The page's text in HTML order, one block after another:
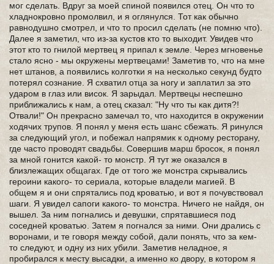
мог сделать. Вдруг за моей спиной появился отец. Он что то
хладнокровно промолвил, и я оглянулся. Тот как обычно
равнодушно смотрел, и что то просил сделать (не помню что).
Далее я заметил, что из-за кустов кто то выходит. Увидев что
этот кто то гнилой мертвец я припал к земле. Через мгновенье
стало ясно - мы окружены мертвецами! Заметив то, что на мне
нет штанов, а появились колготки я на несколько секунд будто
потерял сознание. Я схватил отца за ногу и заплатил за это
ударом в глаз или висок. Я зарыдал. Мертвецы неспешно
приближались к нам, а отец сказал: "Ну что ты как дитя?!
Отвали!" Он прекрасно замечал то, что находится в окружении
ходячих трупов. Я понял у меня есть шанс сбежать. Я ринулся
за следующий угол, и побежал напрямик к одному ресторану,
где часто проводят свадьбы. Совершив марш бросок, я понял
за мной гонится какой- то монстр. Я тут же оказался в
близлежащих общагах. Где от того же монстра скрывались
героини какого- то сериала, которые владели магией. В
общем я и они спрятались под кроватью, и вот я почувствовал
шаги. Я увидел сапоги какого- то монстра. Ничего не найдя, он
вышел. За ним погнались и девушки, спрятавшиеся под
соседней кроватью. Затем я погнался за ними. Они дрались с
воронами, и те говоря между собой, дали понять, что за кем-
то следуют, и одну из них убили. Заметив неладное, я
пробирался к месту высадки, а именно ко двору, в котором я